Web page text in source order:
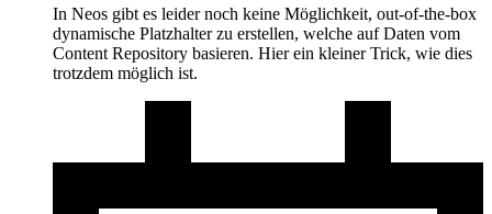
In Neos gibt es leider noch keine Möglichkeit, out-of-the-box
dynamische Platzhalter zu erstellen, welche auf Daten vom
Content Repository basieren. Hier ein kleiner Trick, wie dies
trotzdem möglich ist.